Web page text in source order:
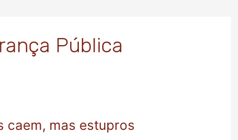
Pública
caem, mas estupros